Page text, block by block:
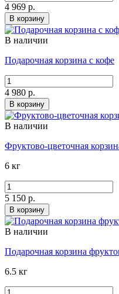
4 969 р.
В корзину
В наличии
Подарочная корзина с кофе
4 980 р.
В корзину
В наличии
Фруктово-цветочная
6 кг
5 150 р.
В корзину
В наличии
Подарочная корзина
6.5 кг